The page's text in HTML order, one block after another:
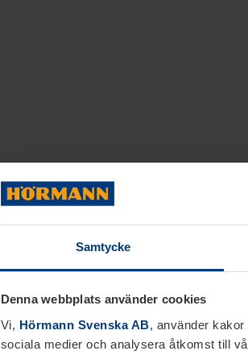
Samtycke
Denna webbplats använder cookies
Vi, Hörmann Svenska AB, använder
sociala medier och analysera åtkomst till